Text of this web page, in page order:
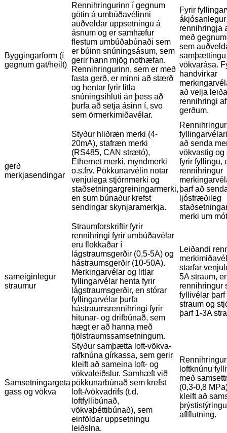
Byggingarform (í
gegnum gat/heilt)
Rennihringurinn í gegnum
götin á umbúðavélinni
auðveldar uppsetningu á
ásnum og er samhæfur
flestum umbúðabúnaði sem
er búinn snúningsásum, sem
gerir hann mjög nothæfan.
Rennihringurinn, sem er með
fasta gerð, er minni að stærð
og hentar fyrir litla
snúningsíhluti án þess að
þurfa að setja ásinn í, svo
sem örmerkimiðavélar.
Fyrir
rennihringja
með
sem
samþættingu
vökvarása.
handvirkar
að velja
rennihringi
gerðum.
gerð
merkjasendingar
Styður hliðræn merki (4-
20mA), stafræn merki
(RS485, CAN strætó),
Ethernet merki, myndmerki
o.s.frv. Pökkunarvélin notar
venjulega stjórnmerki og
staðsetningargreiningarmerki,
en sum búnaður krefst
sendingar skynjaramerkja.
Rennihringur
að senda
vökvastig og
fyrir fyllingu,
rennihringur
þarf að
ljósfræðileg
merki um
sameiginlegur
straumur
Straumforskriftir fyrir
rennihringi fyrir umbúðavélar
eru flokkaðar í
lágstraumsgerðir (0,5-5A) og
hástraumsgerðir (10-50A).
Merkingarvélar og litlar
fyllingarvélar henta fyrir
lágstraumsgerðir, en stórar
fyllingarvélar þurfa
hástraumsrennihringi fyrir
hitunar- og drifbúnað, sem
hægt er að hanna með
fjölstraumssamsetningum.
Leiðandi
starfar
5A straum,
rennihringur
fyllivélar þarf
straum og
þarf 1-3A
Samsetningargeta
gass og vökva
Styður samþætta loft-vökva-
rafknúna gírkassa, sem gerir
kleift að sameina loft- og
vökvaleiðslur. Samhæft við
pökkunarbúnað sem krefst
loft-/vökvadrifs (t.d.
loftfyllibúnað,
vökvaþéttibúnað), sem
einföldar uppsetningu
leiðslna.
loftknúnu
með
(0,3-0,8
kleift að
aflflutning.